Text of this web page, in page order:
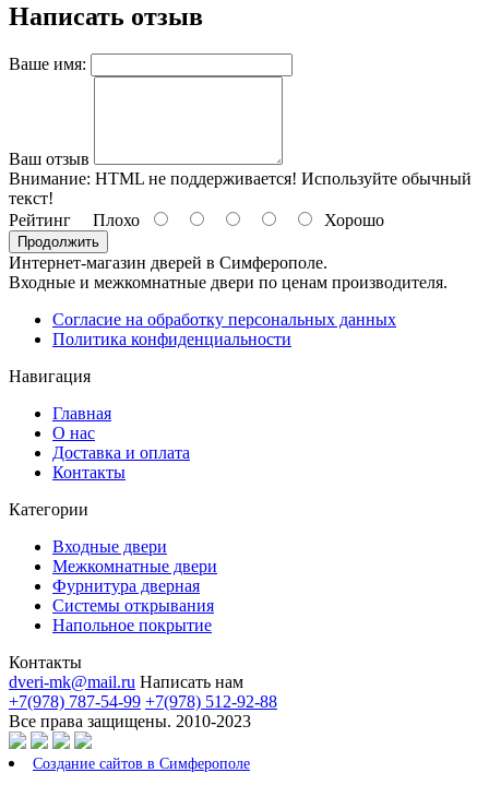
Написать отзыв
Ваше имя:
Ваш отзыв
Внимание: HTML не поддерживается! Используйте обычный
текст!
Рейтинг Плохо Хорошо
Продолжить
Интернет-магазин дверей в Симферополе.
Входные и межкомнатные двери по ценам производителя.
Согласие на обработку персональных данных
Политика конфиденциальности
Навигация
Главная
О нас
Доставка и оплата
Контакты
Категории
Входные двери
Межкомнатные двери
Фурнитура дверная
Системы открывания
Напольное покрытие
Контакты
dveri-mk@mail.ru Написать нам
+7(978) 787-54-99 +7(978) 512-92-88
Все права защищены. 2010-2023
Создание сайтов в Симферополе